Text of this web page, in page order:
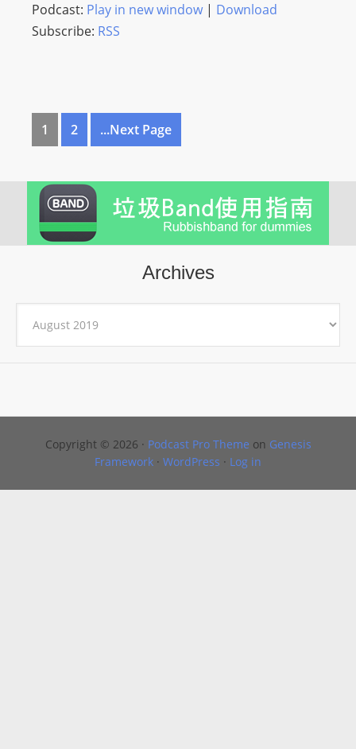
Podcast: Play in new window| Download
Subscribe: RSS
1 2 ...Next Page
Archives
Copyright © 2026 · Podcast Pro Theme on Genesis
Framework · WordPress · Log in